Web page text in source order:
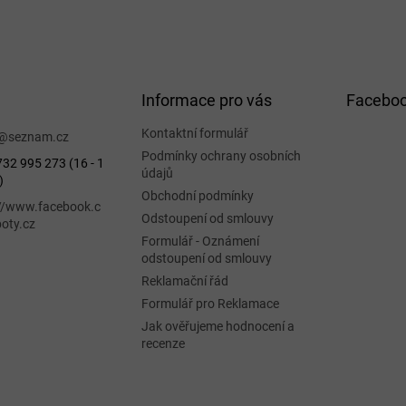
seznam.cz
995 273 (16 - 1
www.facebook.c
Informace pro vás
Kontaktní formulář
Podmínky ochrany osobních
údajů
Obchodní podmínky
Odstoupení od smlouvy
Formulář - Oznámení
odstoupení od smlouvy
Reklamační řád
Formulář pro Reklamace
Jak ověřujeme hodnocení a
recenze